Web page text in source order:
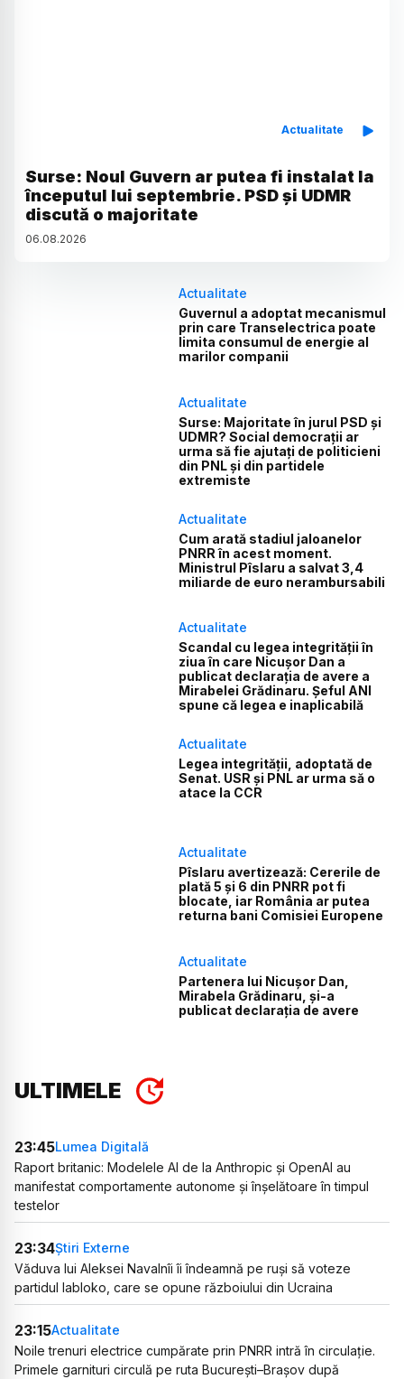
Actualitate
Surse: Noul Guvern ar putea fi instalat la
începutul lui septembrie. PSD și UDMR
discută o majoritate
06.08.2026
Actualitate
Guvernul a adoptat mecanismul
prin care Transelectrica poate
limita consumul de energie al
marilor companii
Actualitate
Surse: Majoritate în jurul PSD și
UDMR? Social democrații ar
urma să fie ajutați de politicieni
din PNL și din partidele
extremiste
Actualitate
Cum arată stadiul jaloanelor
PNRR în acest moment.
Ministrul Pîslaru a salvat 3,4
miliarde de euro nerambursabili
Actualitate
Scandal cu legea integrității în
ziua în care Nicușor Dan a
publicat declarația de avere a
Mirabelei Grădinaru. Șeful ANI
spune că legea e inaplicabilă
Actualitate
Legea integrității, adoptată de
Senat. USR și PNL ar urma să o
atace la CCR
Actualitate
Pîslaru avertizează: Cererile de
plată 5 și 6 din PNRR pot fi
blocate, iar România ar putea
returna bani Comisiei Europene
Actualitate
Partenera lui Nicușor Dan,
Mirabela Grădinaru, și-a
publicat declarația de avere
ULTIMELE
23:45Lumea Digitală
Raport britanic: Modelele AI de la Anthropic și OpenAI au
manifestat comportamente autonome și înșelătoare în timpul
testelor
23:34Știri Externe
Văduva lui Aleksei Navalnîi îi îndeamnă pe ruși să voteze
partidul Iabloko, care se opune războiului din Ucraina
23:15Actualitate
Noile trenuri electrice cumpărate prin PNRR intră în circulație.
Primele garnituri circulă pe ruta București–Brașov după